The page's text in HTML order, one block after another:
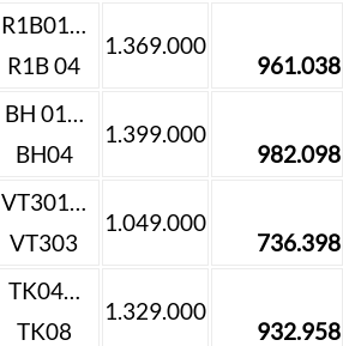
R1B01…
R1B 04
1.369.000
961.038
BH 01…
BH04
1.399.000
982.098
VT301…
VT303
1.049.000
736.398
TK04…
TK08
1.329.000
932.958